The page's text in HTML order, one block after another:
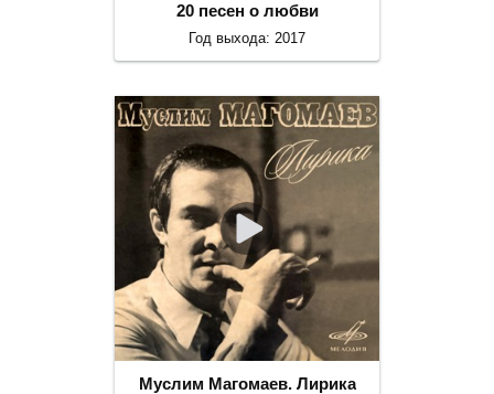
20 песен о любви
Год выхода: 2017
Муслим Магомаев. Лирика